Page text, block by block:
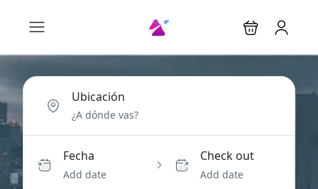
Ubicación
Fecha
Add date
Check out
Add date